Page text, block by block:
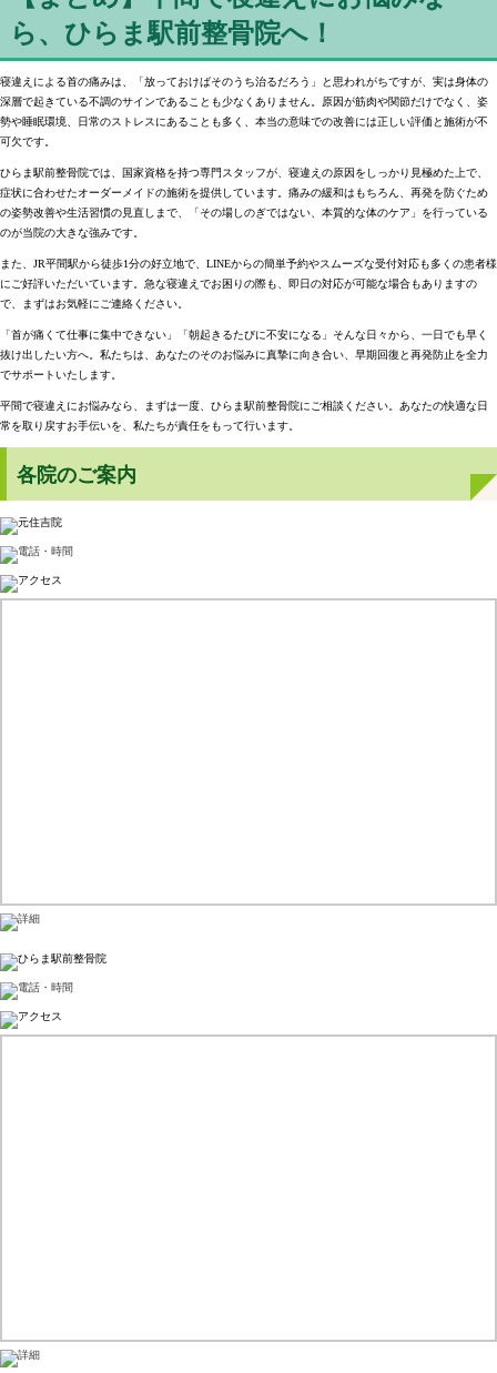
ら、ひらま駅前整骨院へ！
寝違えによる首の痛みは、「放っておけばそのうち治るだろう」と思われがちですが、実は身体の
深層で起きている不調のサインであることも少なくありません。原因が筋肉や関節だけでなく、姿
勢や睡眠環境、日常のストレスにあることも多く、 本当の意味での改善には正しい評価と施術が不
可欠です。
ひらま駅前整骨院では、国家資格を持つ専門スタッフが、寝違えの原因をしっかり見極めた上で、
症状に合わせたオーダーメイドの施術を提供しています。痛みの緩和はもちろん、再発を防ぐため
の姿勢改善や生活習慣の見直しまで、
「その場しのぎではない、本質的な体のケア」 を行っている
のが当院の大きな強みです。
また、JR平間駅から徒歩1分の好立地で、 LINEからの簡単予約やスムーズな受付対応も多くの患者様
にご好評いただいています。急な寝違えでお困りの際も、 即日の対応が可能な場合もありますの
で、まずはお気軽にご連絡ください。
「首が痛くて仕事に集中できない」「朝起きるたびに不安になる」そんな日々から、一日でも早く
抜け出したい方へ。私たちは、あなたのそのお悩みに真摯に向き合い、早期回復と再発防止を全力
でサポートいたします。
平間で寝違えにお悩みなら、まずは一度、ひらま駅前整骨院にご相談ください。あなたの快適な日
常を取り戻すお手伝いを、私たちが責任をもって行います。
各院のご案内